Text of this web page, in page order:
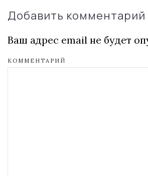
Добавить комментарий
Ваш адрес email не будет
КОММЕНТАРИЙ